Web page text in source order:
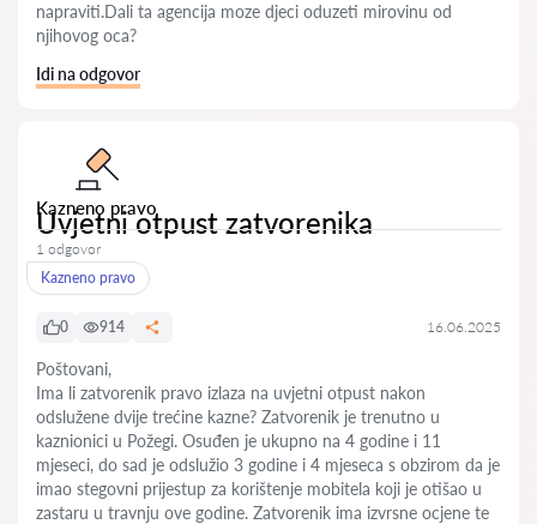
napraviti.Dali ta agencija moze djeci oduzeti mirovinu od
njihovog oca?
Idi na odgovor
Kazneno pravo
Uvjetni otpust zatvorenika
1 odgovor
Kazneno pravo
0 914 16.06.2025
Poštovani,
Ima li zatvorenik pravo izlaza na uvjetni otpust nakon
odslužene dvije trećine kazne? Zatvorenik je trenutno u
kaznionici u Požegi. Osuđen je ukupno na 4 godine i 11
mjeseci, do sad je odslužio 3 godine i 4 mjeseca s obzirom da je
imao stegovni prijestup za korištenje mobitela koji je otišao u
zastaru u travnju ove godine. Zatvorenik ima izvrsne ocjene te